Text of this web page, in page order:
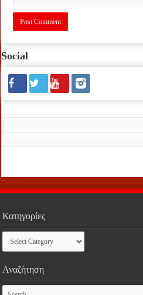
Social
Κατηγορίες
Κατηγορίες
Αναζήτηση